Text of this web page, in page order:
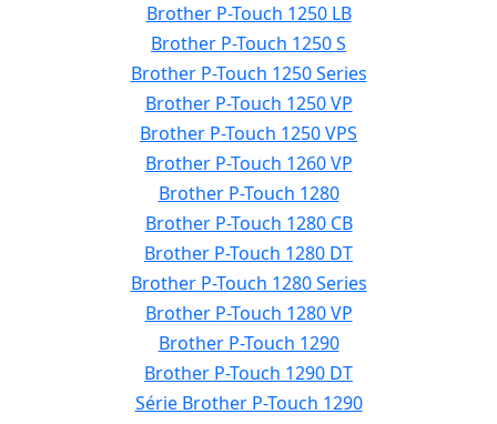
Brother P-Touch 1250 LB
Brother P-Touch 1250 S
Brother P-Touch 1250 Series
Brother P-Touch 1250 VP
Brother P-Touch 1250 VPS
Brother P-Touch 1260 VP
Brother P-Touch 1280
Brother P-Touch 1280 CB
Brother P-Touch 1280 DT
Brother P-Touch 1280 Series
Brother P-Touch 1280 VP
Brother P-Touch 1290
Brother P-Touch 1290 DT
Série Brother P-Touch 1290